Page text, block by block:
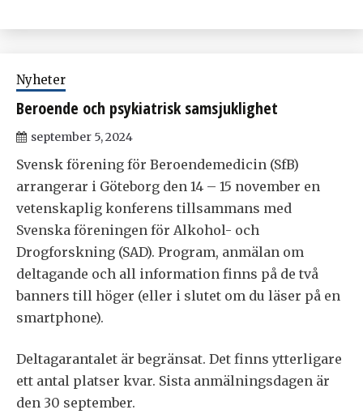
Nyheter
Beroende och psykiatrisk samsjuklighet
september 5, 2024
Svensk förening för Beroendemedicin (SfB)
arrangerar i Göteborg den 14 – 15 november en
vetenskaplig konferens tillsammans med
Svenska föreningen för Alkohol- och
Drogforskning (SAD). Program, anmälan om
deltagande och all information finns på de två
banners till höger (eller i slutet om du läser på en
smartphone).
Deltagarantalet är begränsat. Det finns ytterligare
ett antal platser kvar. Sista anmälningsdagen är
den 30 september.